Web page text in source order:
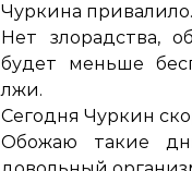
Чуркина
Нет злорадства,
будет меньше
лжи.
Сегодня Чуркин
Обожаю такие